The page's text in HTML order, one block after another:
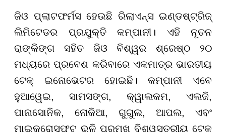
ଜିଓ ପ୍ଲାଟଫର୍ମସ ହେଉଛି ରିଲାଏନ୍ସ ଇଣ୍ଡଷ୍ଟ୍ରିଜ୍
ଲିମିଟେଡର ପ୍ରଯୁକ୍ତି କମ୍ପାନୀ। ଏହି ନୂତନ
ରାଙ୍କିଙ୍ଗ ସହିତ ଜିଓ ବିଶ୍ୱର ଶ୍ରେଷ୍ଠ ୨୦
ମଧ୍ୟରେ ପ୍ରବେଶ କରିବାରେ ଏକମାତ୍ର ଭାରତୀୟ
ଟେକ୍ ଇନୋଭେଟର ହୋଇଛି। କମ୍ପାନୀ ଏବେ
ହୁଆୱେଇ, ସାମସଙ୍ଗ, କ୍ୱାଲକମ, ଏଲଜି,
ପାନାସୋନିକ, ନୋକିଆ, ଗୁଗୁଲ, ଆପଲ, ଏବଂ
ମାଇକ୍ରୋସଫ୍ଟ ଭଳି ପ୍ରମୁଖ ବିଶ୍ୱସ୍ତରୀୟ ଟେକ୍